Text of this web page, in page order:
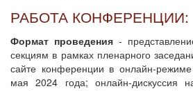
РАБОТА КОНФЕРЕНЦИИ:
Формат проведения -
секциям в рамках пленарного
сайте конференции в онлайн-
мая 2024 года; онлайн-дискуссия